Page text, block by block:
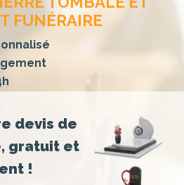
FUNÉRAIRE
devis de
gratuit et
!